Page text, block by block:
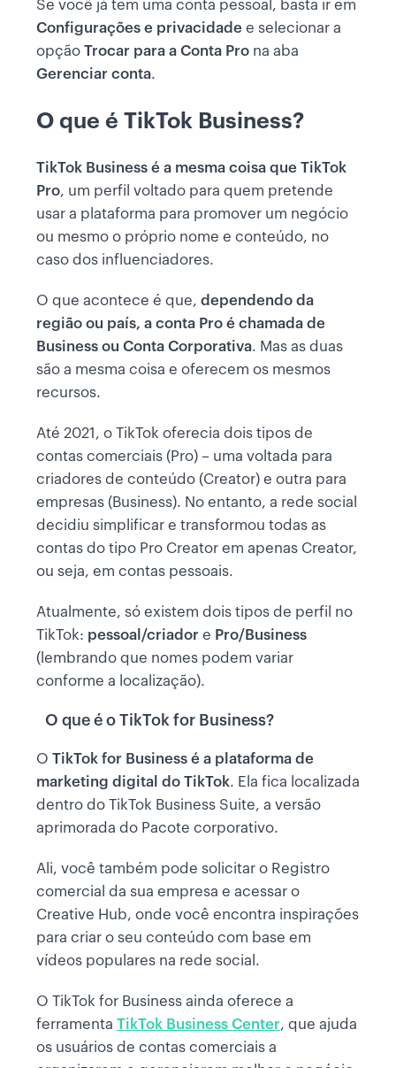
Se você já tem uma conta pessoal, basta ir em
Configurações e privacidade e selecionar a
opção Trocar para a Conta Pro na aba
Gerenciar conta.
O que é TikTok Business?
TikTok Business é a mesma coisa que TikTok
Pro, um perfil voltado para quem pretende
usar a plataforma para promover um negócio
ou mesmo o próprio nome e conteúdo, no
caso dos influenciadores.
O que acontece é que, dependendo da
região ou país, a conta Pro é chamada de
Business ou Conta Corporativa. Mas as duas
são a mesma coisa e oferecem os mesmos
recursos.
Até 2021, o TikTok oferecia dois tipos de
contas comerciais (Pro) – uma voltada para
criadores de conteúdo (Creator) e outra para
empresas (Business). No entanto, a rede social
decidiu simplificar e transformou todas as
contas do tipo Pro Creator em apenas Creator,
ou seja, em contas pessoais.
Atualmente, só existem dois tipos de perfil no
TikTok: pessoal/criador e Pro/Business
(lembrando que nomes podem variar
conforme a localização).
O que é o TikTok for Business?
O TikTok for Business é a plataforma de
marketing digital do TikTok. Ela fica localizada
dentro do TikTok Business Suite, a versão
aprimorada do Pacote corporativo.
Ali, você também pode solicitar o Registro
comercial da sua empresa e acessar o
Creative Hub, onde você encontra inspirações
para criar o seu conteúdo com base em
vídeos populares na rede social.
O TikTok for Business ainda oferece a
ferramenta TikTok Business Center, que ajuda
os usuários de contas comerciais a